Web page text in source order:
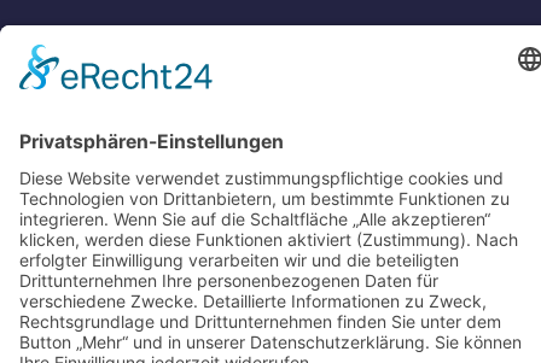
Blog
Downloads
Fotogalerien
Tippspiel
Impressum
Datenschutzerklärung
Sitemap
Suche